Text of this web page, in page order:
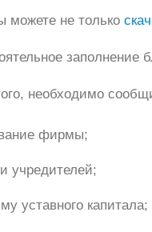
можете не только
заполнение
необходимо
фирмы;
учредителей;
уставного капитала;